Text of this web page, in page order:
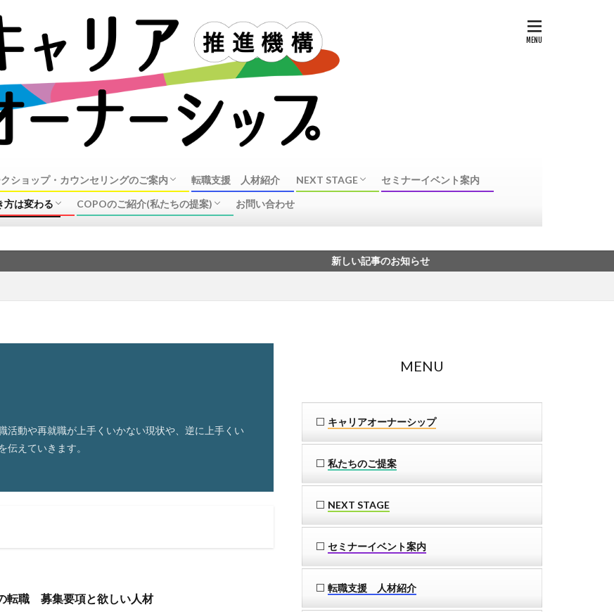
ショップ・カウンセリングのご案内
ーシップ・ガイダンスワークショップ
ングのご案内
事例
ついて
転職支援 人材紹介 NEXT STAGE
セミナーイベント案内
方は変わる
COPOのご紹介(私たちの提案) お問い合わせ
新しい記事のお知らせ
活動や再就職が上手くいかない現状や、逆に上手くい
えていきます。
転職 募集要項と欲しい人材
MENU
キャリアオーナーシップ
私たちのご提案
NEXT STAGE
セミナーイベント案内
転職支援 人材紹介